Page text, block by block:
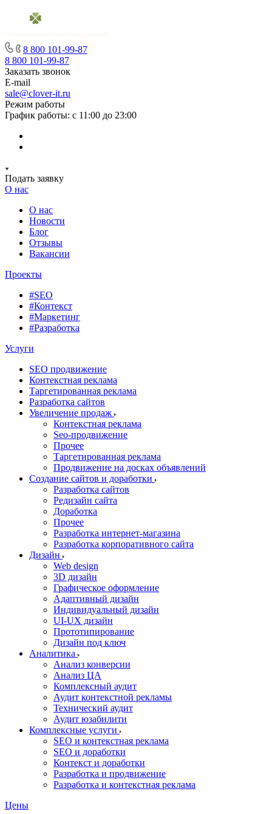
8 800 101-99-87
8 800 101-99-87
Заказать звонок
E-mail
sale@clover-it.ru
Режим работы
График работы: с 11:00 до 23:00
Подать заявку
О нас
О нас
Новости
Блог
Отзывы
Вакансии
Проекты
#SEO
#Контекст
#Маркетинг
#Разработка
Услуги
SEO продвижение
Контекстная реклама
Таргетированная реклама
Разработка сайтов
Увеличение продаж
Контекстная реклама
Seo-продвижение
Прочее
Таргетированная реклама
Продвижение на досках объявлений
Создание сайтов и доработки
Разработка сайтов
Редизайн сайта
Доработка
Прочее
Разработка интернет-магазина
Разработка корпоративного сайта
Дизайн
Web design
3D дизайн
Графическое оформление
Адаптивный дизайн
Индивидуальный дизайн
UI‑UX дизайн
Прототипирование
Дизайн под ключ
Аналитика
Анализ конверсии
Анализ ЦА
Комплексный аудит
Аудит контекстной рекламы
Технический аудит
Аудит юзабилити
Комплексные услуги
SEO и контекстная реклама
SEO и доработки
Контекст и доработки
Разработка и продвижение
Разработка и контекстная реклама
Цены